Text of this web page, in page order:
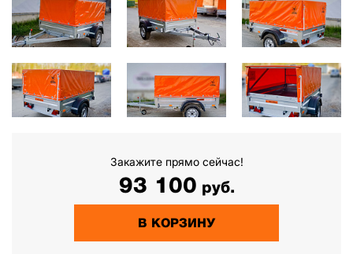
Закажите прямо сейчас!
93 100 руб.
В КОРЗИНУ